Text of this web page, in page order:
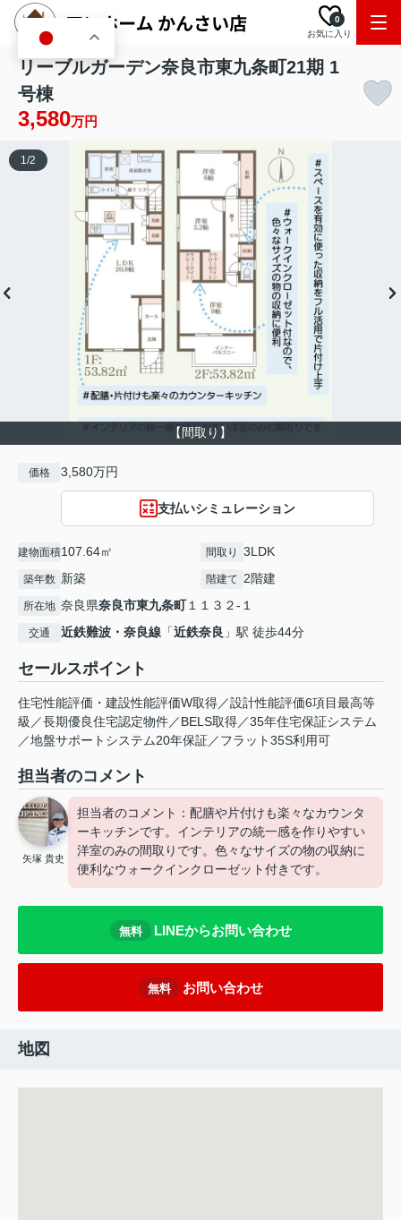
お気に入り
0
リーブルガーデン奈良市東九条町21期 1
号棟
3,580万円
【間取り】
1/2
価格 3,580万円
支払いシミュレーション
建物面積107.64㎡ 間取り 3LDK
築年数 新築 階建て 2階建
所在地 奈良県奈良市東九条町１１３２-１
交通 近鉄難波・奈良線 「近鉄奈良 」駅 徒歩44分
セールスポイント
住宅性能評価・建設性能評価W取得／設計性能評価6項目最高等
級／長期優良住宅認定物件／BELS取得／35年住宅保証システム
／地盤サポートシステム20年保証／フラット35S利用可
担当者のコメント
矢塚 貴史
担当者のコメント：配膳や片付けも楽々なカウンタ
ーキッチンです。インテリアの統一感を作りやすい
洋室のみの間取りです。色々なサイズの物の収納に
便利なウォークインクローゼット付きです。
無料 LINEからお問い合わせ
無料 お問い合わせ
地図